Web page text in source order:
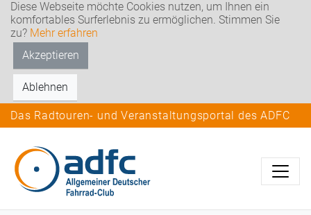
Diese Webseite möchte Cookies nutzen, um Ihnen ein
komfortables Surferlebnis zu ermöglichen. Stimmen Sie
zu? Mehr erfahren
Akzeptieren
Ablehnen
Das Radtouren- und Veranstaltungsportal des ADFC